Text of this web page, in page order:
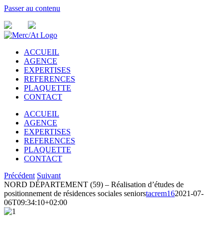
Passer au contenu
ACCUEIL
AGENCE
EXPERTISES
REFERENCES
PLAQUETTE
CONTACT
ACCUEIL
AGENCE
EXPERTISES
REFERENCES
PLAQUETTE
CONTACT
Précédent Suivant
NORD DÉPARTEMENT (59) – Réalisation d’études de
positionnement de résidences sociales seniorstacrem162021-07-
06T09:34:10+02:00